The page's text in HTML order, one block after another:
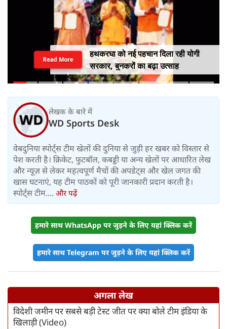
हथकरघा को नई पहचान दिला रही योगी
सरकार, बुनकरों का बढ़ा उत्साह
Read More
लेखक के बारे में
WD Sports Desk
वेबदुनिया स्पोर्ट्स टीम खेलों की दुनिया से जुड़ी हर खबर को विस्तार से
पेश करती है। क्रिकेट, फुटबॉल, कबड्डी या अन्य खेलों पर आधारित लेख
और न्यूज़ से लेकर महत्वपूर्ण मैचों की अपडेट्स और खेल जगत की
खास घटनाएं, यह टीम पाठकों को पूरी जानकारी प्रदान करती है।
स्पोर्ट्स टीम.... और पढ़ें
हमारे साथ WhatsApp पर जुड़ने के लिए यहां क्लिक करें
हमारे साथ Telegram पर जुड़ने के लिए यहां क्लिक करें
अगला लेख
विदेशी जमीन पर सबसे बड़ी टेस्ट जीत पर क्या बोले टीम इंडिया के
खिलाड़ी (Video)